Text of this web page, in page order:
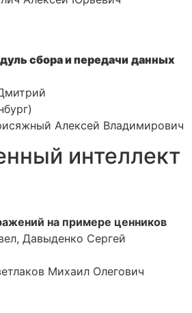
сбора и передачи данных
Алексей Владимирович
интеллект
на примере ценников
Давыденко Сергей
Михаил Олегович